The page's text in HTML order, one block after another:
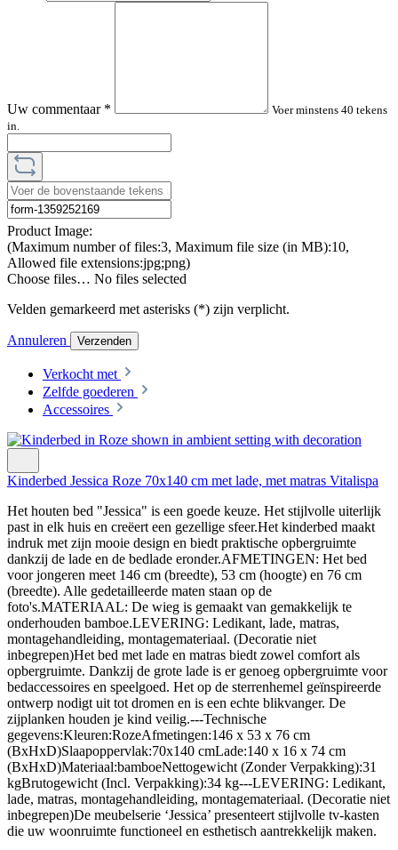
Uw commentaar *
Voer minstens 40 tekens
in.
Product Image:
(Maximum number of files:3, Maximum file size (in MB):10,
Allowed file extensions:jpg;png)
Choose files… No files selected
Velden gemarkeerd met asterisks (*) zijn verplicht.
Annuleren Verzenden
Verkocht met
Zelfde goederen
Accessoires
Kinderbed Jessica Roze 70x140 cm met lade, met matras Vitalispa
Het houten bed "Jessica" is een goede keuze. Het stijlvolle uiterlijk
past in elk huis en creëert een gezellige sfeer.Het kinderbed maakt
indruk met zijn mooie design en biedt praktische opbergruimte
dankzij de lade en de bedlade eronder.AFMETINGEN: Het bed
voor jongeren meet 146 cm (breedte), 53 cm (hoogte) en 76 cm
(breedte). Alle gedetailleerde maten staan op de
foto's.MATERIAAL: De wieg is gemaakt van gemakkelijk te
onderhouden bamboe.LEVERING: Ledikant, lade, matras,
montagehandleiding, montagemateriaal. (Decoratie niet
inbegrepen)Het bed met lade en matras biedt zowel comfort als
opbergruimte. Dankzij de grote lade is er genoeg opbergruimte voor
bedaccessoires en speelgoed. Het op de sterrenhemel geïnspireerde
ontwerp nodigt uit tot dromen en is een echte blikvanger. De
zijplanken houden je kind veilig.---Technische
gegevens:Kleuren:RozeAfmetingen:146 x 53 x 76 cm
(BxHxD)Slaapoppervlak:70x140 cmLade:140 x 16 x 74 cm
(BxHxD)Materiaal:bamboeNettogewicht (Zonder Verpakking):31
kgBrutogewicht (Incl. Verpakking):34 kg---LEVERING: Ledikant,
lade, matras, montagehandleiding, montagemateriaal. (Decoratie niet
inbegrepen)De meubelserie ‘Jessica’ presenteert stijlvolle tv-kasten
die uw woonruimte functioneel en esthetisch aantrekkelijk maken.